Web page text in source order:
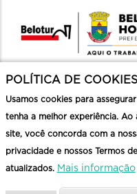
POLÍTICA DE COOKIES
Usamos cookies para
tenha a melhor experiência. Ao
site, você concorda com a
privacidade e nossos Termos
atualizados. Mais informação